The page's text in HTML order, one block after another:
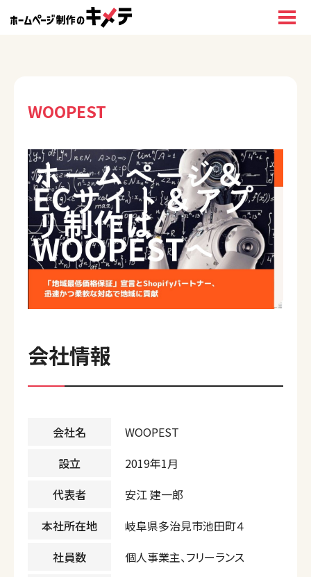
WOOPEST
会社情報
会社名
WOOPEST
設立
2019年1月
代表者
安江 建一郎
本社所在地
岐阜県多治見市池田町４
社員数
個人事業主、フリーランス